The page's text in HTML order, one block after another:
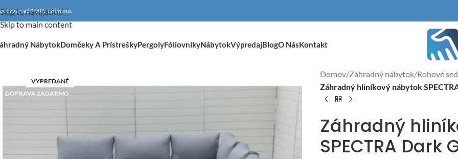
Skip to navigation
Skip to main content
nad 100 € zadarmo.
NábytokDomčeky A PrístreškyPergolyFóliovníkyNábytokVýpredajBlogO NásKontakt
VYPREDANÉ
DOPRAVA ZADARMO
Domov/Záhradný nábytok/Rohové
Záhradný hliníkový nábytok
Záhradný
SPECTRA Dark